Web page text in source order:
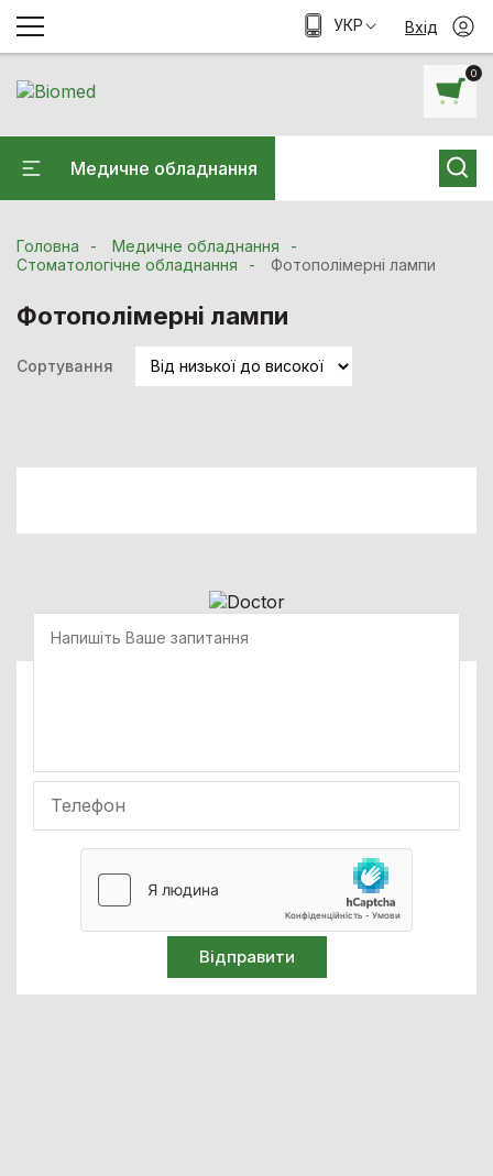
0
Медичне обладнання
УКР Вхід
Головна
Медичне обладнання
Стоматологічне обладнання
Фотополімерні лампи
Фотополімерні лампи
Сортування